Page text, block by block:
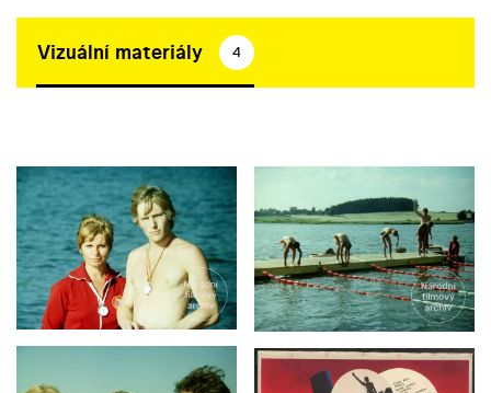
Vizuální materiály 4